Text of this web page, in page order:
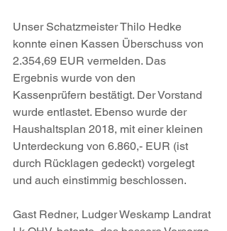
Unser Schatzmeister Thilo Hedke
konnte einen Kassen Überschuss von
2.354,69 EUR vermelden. Das
Ergebnis wurde von den
Kassenprüfern bestätigt. Der Vorstand
wurde entlastet. Ebenso wurde der
Haushaltsplan 2018, mit einer kleinen
Unterdeckung von 6.860,- EUR (ist
durch Rücklagen gedeckt) vorgelegt
und auch einstimmig beschlossen.
Gast Redner, Ludger Weskamp Landrat